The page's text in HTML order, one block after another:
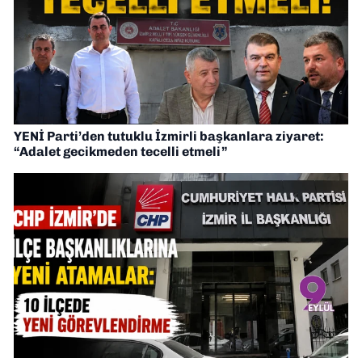
YENİ Parti’den tutuklu İzmirli başkanlara ziyaret:
“Adalet gecikmeden tecelli etmeli”